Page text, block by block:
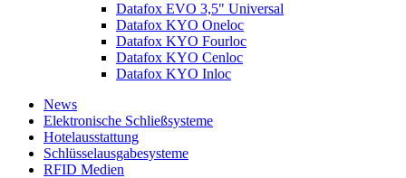
Datafox EVO 3,5" Universal
Datafox KYO Oneloc
Datafox KYO Fourloc
Datafox KYO Cenloc
Datafox KYO Inloc
News
Elektronische Schließsysteme
Hotelausstattung
Schlüsselausgabesysteme
RFID Medien